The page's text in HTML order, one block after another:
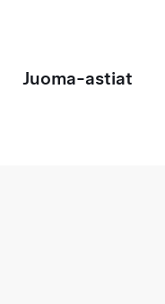
Juoma-astiat